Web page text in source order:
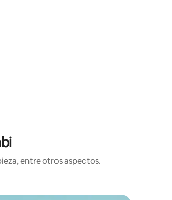
entre otros aspectos.